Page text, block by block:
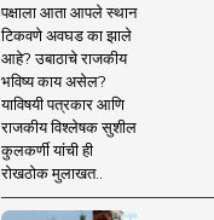
पक्षाला आता आपले स्थान
टिकवणे अवघड का झाले
आहे? उबाठाचे राजकीय
भविष्य काय असेल?
याविषयी पत्रकार आणि
राजकीय विश्लेषक सुशील
कुलकर्णी यांची ही
रोखठोक मुलाखत..